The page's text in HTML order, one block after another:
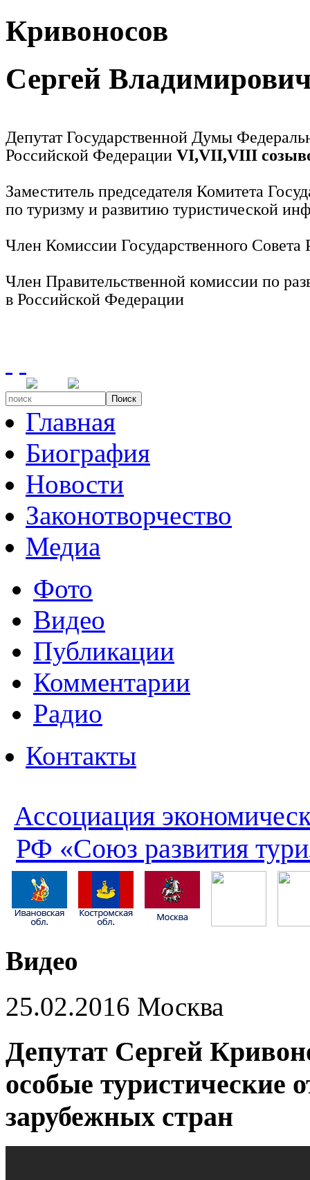
Кривоносов
Сергей
Депутат Государственной Думы
Российской Федерации VI,VII,VIII
Заместитель председателя Комитета
по туризму и развитию туристической
Член Комиссии Государственного
Член Правительственной комиссии по
в Российской Федерации
Поиск
Главная
Биография
Новости
Законотворчество
Медиа
Фото
Видео
Публикации
Комментарии
Радио
Контакты
Ассоциация
РФ «Союз развития
Видео
25.02.2016 Москва
Депутат Сергей
особые туристические
зарубежных стран